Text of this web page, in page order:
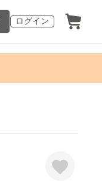
ログイン